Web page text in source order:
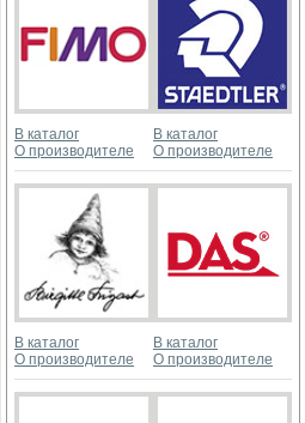
В каталог
О производителе
В каталог
О производителе
В каталог
О производителе
В каталог
О производителе